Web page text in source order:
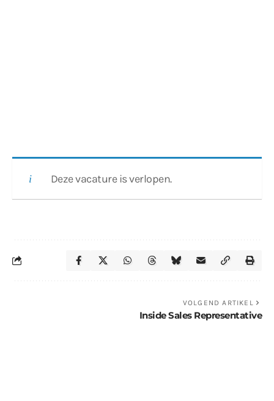
Deze vacature is verlopen.
VOLGEND ARTIKEL
Inside Sales Representative